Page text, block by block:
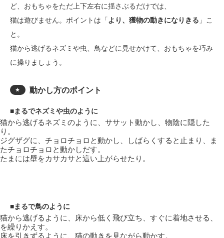
ど、おもちゃをただ上下左右に揺さぶるだけでは、
猫は遊びません。ポイントは「 より、獲物の動きになりきる 」こ
と。
猫から逃げるネズミや虫、鳥などに見せかけて、おもちゃを巧み
に操りましょう。
★ 動かし方のポイント
■まるでネズミや虫のように
猫から逃げるネズミのように、ササット動かし、物陰に隠した
り。
ジグザグに、チョロチョロと動かし、しばらくすると止まり、ま
たチョロチョロと動かしだす。
たまには壁をカサカサと這い上がらせたり。
■まるで鳥のように
猫から逃げるように、床から低く飛び立ち、すぐに着地させる、
を繰りかえす。
床を引きずるように、猫の動きを見ながら動かす。